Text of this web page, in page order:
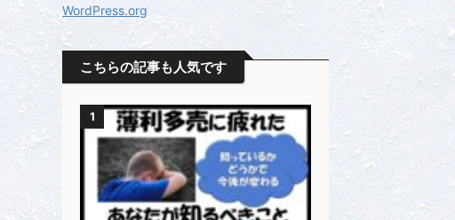
WordPress.org
こちらの記事も人気です
1